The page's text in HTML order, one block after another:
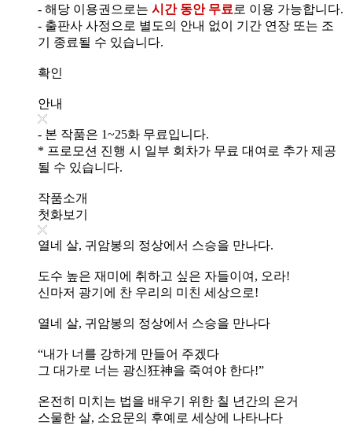
- 해당 이용권으로는 시간 동안 무료 로 이용 가능합니다.
- 출판사 사정으로 별도의 안내 없이 기간 연장 또는 조
기 종료될 수 있습니다.
확인
안내
- 본 작품은 1~25화 무료입니다.
* 프로모션 진행 시 일부 회차가 무료 대여로 추가 제공
될 수 있습니다.
작품소개
첫화보기
열네 살, 귀암봉의 정상에서 스승을 만나다.
도수 높은 재미에 취하고 싶은 자들이여, 오라!
신마저 광기에 찬 우리의 미친 세상으로!
열네 살, 귀암봉의 정상에서 스승을 만나다
“내가 너를 강하게 만들어 주겠다
그 대가로 너는 광신狂神을 죽여야 한다!”
온전히 미치는 법을 배우기 위한 칠 년간의 은거
스물한 살, 소요문의 후예로 세상에 나타나다